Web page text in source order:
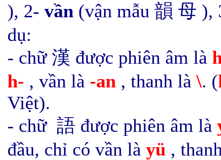
), 2- vần (vận mẫu 韻 母 ),
dụ:
- chữ 漢 được phiên âm là
h- , vần là -an , thanh là\. (
Việt).
- chữ 語 được phiên âm là
đầu, chỉ có vần là yü ,